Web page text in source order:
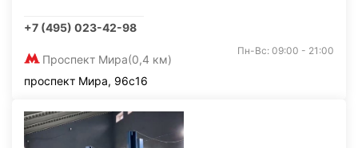
+7 (495) 023-42-98
Проспект Мира(0,4 км)
Пн-Вс: 09:00 - 21:00
проспект Мира, 96с16